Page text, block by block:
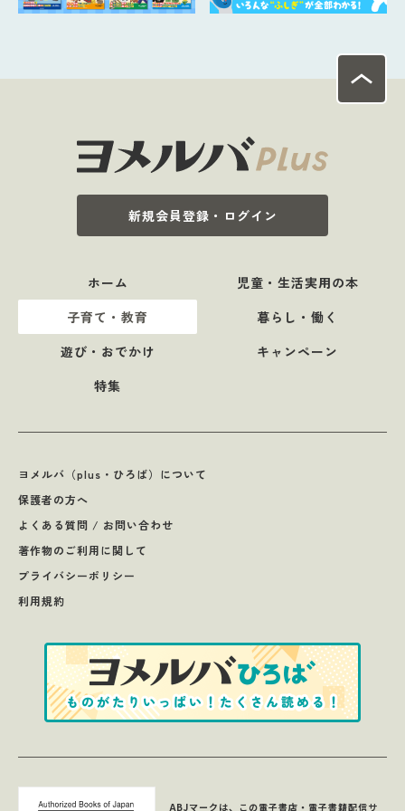
新規会員登録・ログイン
ホーム
児童・生活実用の本
子育て・教育
暮らし・働く
遊び・おでかけ
キャンペーン
特集
ヨメルバ（plus・ひろば）について
保護者の方へ
よくある質問 / お問い合わせ
著作物のご利用に関して
プライバシーポリシー
利用規約
ABJマークは、この電子書店・電子書籍配信サ